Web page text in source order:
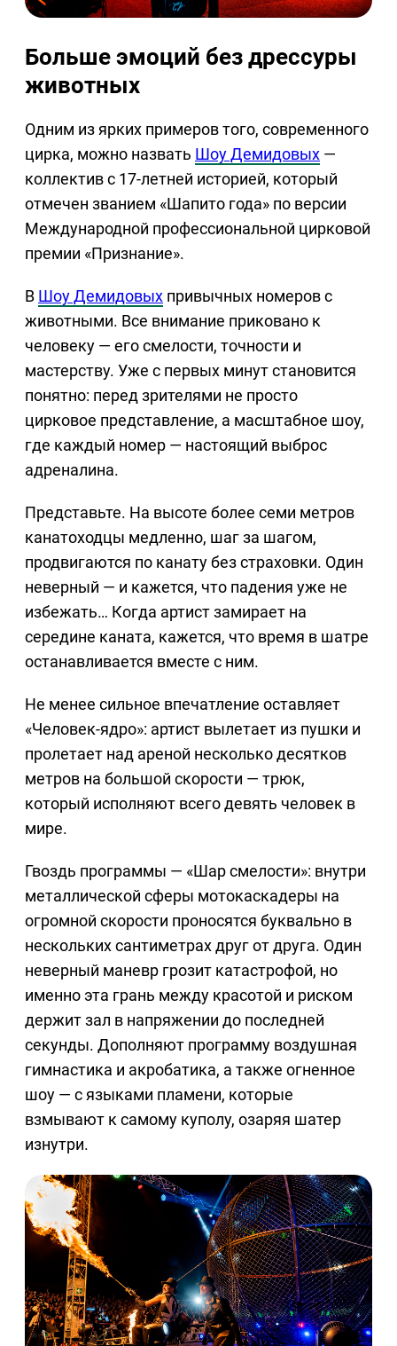
Больше эмоций без дрессуры
животных
Одним из ярких примеров того, современного
цирка, можно назвать Шоу Демидовых —
коллектив с 17-летней историей, который
отмечен званием «Шапито года» по версии
Международной профессиональной цирковой
премии «Признание».
В Шоу Демидовых привычных номеров с
животными. Все внимание приковано к
человеку — его смелости, точности и
мастерству. Уже с первых минут становится
понятно: перед зрителями не просто
цирковое представление, а масштабное шоу,
где каждый номер — настоящий выброс
адреналина.
Представьте. На высоте более семи метров
канатоходцы медленно, шаг за шагом,
продвигаются по канату без страховки. Один
неверный — и кажется, что падения уже не
избежать… Когда артист замирает на
середине каната, кажется, что время в шатре
останавливается вместе с ним.
Не менее сильное впечатление оставляет
«Человек-ядро»: артист вылетает из пушки и
пролетает над ареной несколько десятков
метров на большой скорости — трюк,
который исполняют всего девять человек в
мире.
Гвоздь программы — «Шар смелости»: внутри
металлической сферы мотокаскадеры на
огромной скорости проносятся буквально в
нескольких сантиметрах друг от друга. Один
неверный маневр грозит катастрофой, но
именно эта грань между красотой и риском
держит зал в напряжении до последней
секунды. Дополняют программу воздушная
гимнастика и акробатика, а также огненное
шоу — с языками пламени, которые
взмывают к самому куполу, озаряя шатер
изнутри.